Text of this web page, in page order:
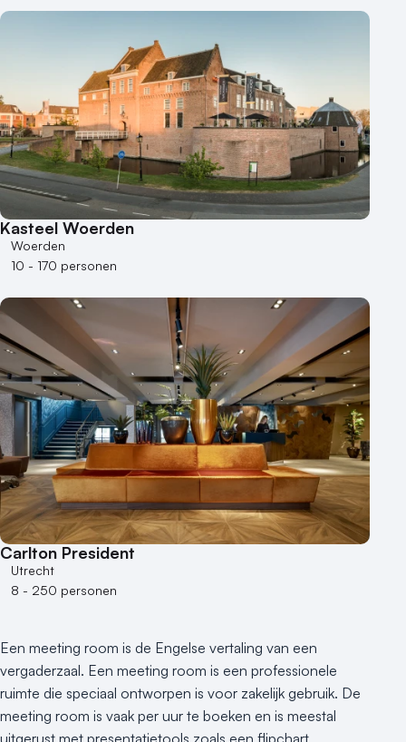
1 - 5 zalen
6 - 10 zalen
10 of meer zalen
Aantal personen
1 - 50 personen
50 - 100 personen
100 - 250 personen
250 - 500 personen
Bijzondere locaties
Buitenlocatie
Duurzame locatie
Groene locatie
Heisessie
Hotel
Hybride events
Industriële locatie
Kasteel en landgoed
Kleine / intieme locatie
Locaties aan zee
Museum
Varende locatie
Kasteel Woerden
Woerden
10 - 170 personen
Carlton President
Utrecht
8 - 250 personen
Een meeting room is de Engelse vertaling van een
vergaderzaal. Een meeting room is een professionele
ruimte die speciaal ontworpen is voor zakelijk gebruik. De
meeting room is vaak per uur te boeken en is meestal
uitgerust met presentatietools zoals een flipchart,